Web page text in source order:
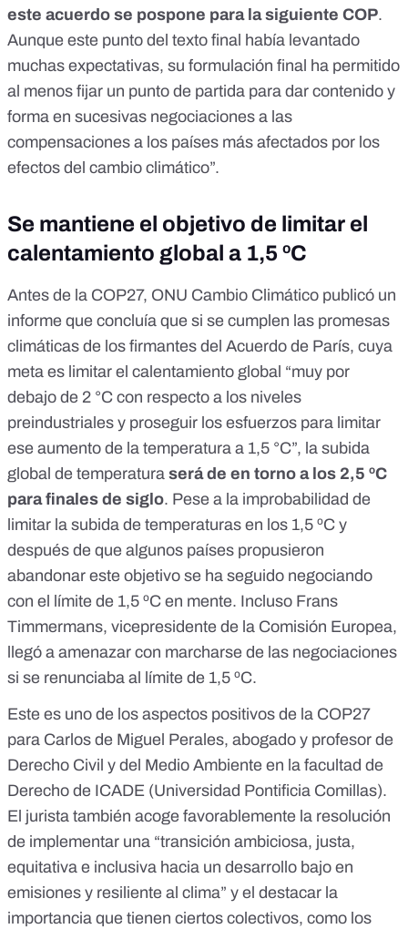
este acuerdo se pospone para la siguiente COP.
Aunque este punto del texto final había levantado
muchas expectativas, su formulación final ha permitido
al menos fijar un punto de partida para dar contenido y
forma en sucesivas negociaciones a las
compensaciones a los países más afectados por los
efectos del cambio climático”.
Se mantiene el objetivo de limitar el
calentamiento global a 1,5 ºC
Antes de la COP27, ONU Cambio Climático publicó un
informe que concluía que si se cumplen las promesas
climáticas de los firmantes del Acuerdo de París, cuya
meta es limitar el calentamiento global “muy por
debajo de 2 °C con respecto a los niveles
preindustriales y proseguir los esfuerzos para limitar
ese aumento de la temperatura a 1,5 °C”, la subida
global de temperatura será de en torno a los 2,5 ºC
para finales de siglo. Pese a la improbabilidad de
limitar la subida de temperaturas en los 1,5 ºC y
después de que algunos países propusieron
abandonar este objetivo se ha seguido negociando
con el límite de 1,5 ºC en mente. Incluso Frans
Timmermans, vicepresidente de la Comisión Europea,
llegó a amenazar con marcharse de las negociaciones
si se renunciaba al límite de 1,5 ºC.
Este es uno de los aspectos positivos de la COP27
para Carlos de Miguel Perales, abogado y profesor de
Derecho Civil y del Medio Ambiente en la facultad de
Derecho de ICADE (Universidad Pontificia Comillas).
El jurista también acoge favorablemente la resolución
de implementar una “transición ambiciosa, justa,
equitativa e inclusiva hacia un desarrollo bajo en
emisiones y resiliente al clima” y el destacar la
importancia que tienen ciertos colectivos, como los